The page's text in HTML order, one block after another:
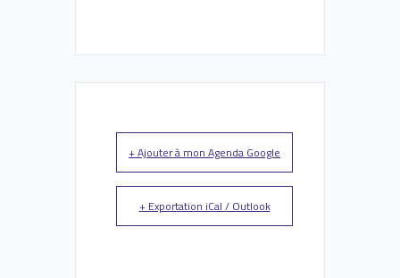
+ Ajouter à mon Agenda Google
+ Exportation iCal / Outlook